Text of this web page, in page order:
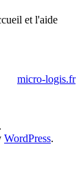
et l'aide
micro-logis.fr
WordPress.